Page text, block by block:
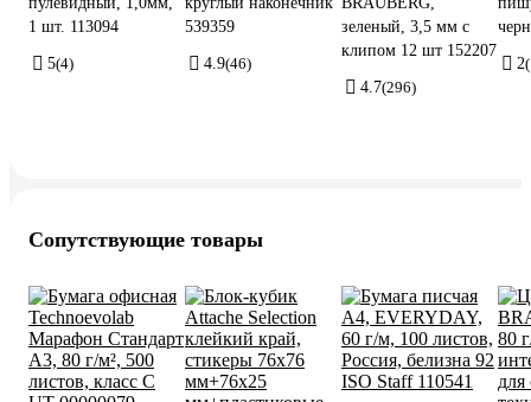
1 шт. 113094
5(4)
539359
4.9(46)
зеленый, 3,5 мм с
клипом 12 шт 152207
4.7(296)
2
Сопутствующие товары